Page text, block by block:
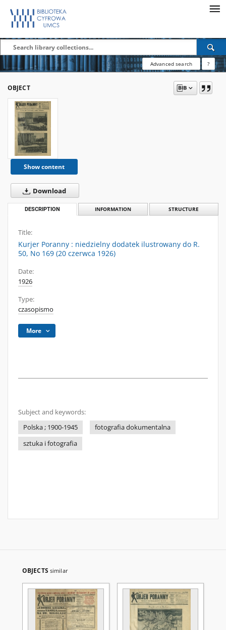
Advanced search ?
OBJECT
Show content
Download
DESCRIPTION INFORMATION STRUCTURE
Title:
Kurjer Poranny : niedzielny dodatek ilustrowany do R.
50, No 169 (20 czerwca 1926)
Date:
1926
Type:
czasopismo
More
Subject and keywords:
Polska ; 1900-1945
fotografia dokumentalna
sztuka i fotografia
OBJECTS similar